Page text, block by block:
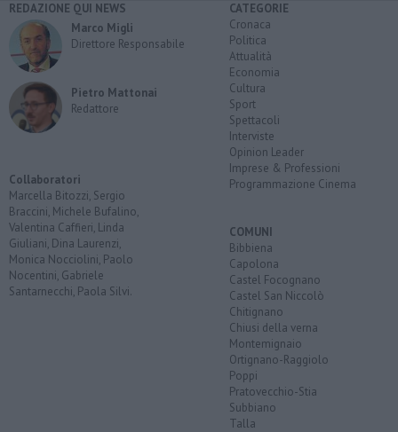
REDAZIONE QUI NEWS
Marco Migli
Direttore Responsabile
Pietro Mattonai
Redattore
Collaboratori
Marcella Bitozzi, Sergio
Braccini, Michele Bufalino,
Valentina Caffieri, Linda
Giuliani, Dina Laurenzi,
Monica Nocciolini, Paolo
Nocentini, Gabriele
Santarnecchi, Paola Silvi.
CATEGORIE
Cronaca
Politica
Attualità
Economia
Cultura
Sport
Spettacoli
Interviste
Opinion Leader
Imprese & Professioni
Programmazione Cinema
COMUNI
Bibbiena
Capolona
Castel Focognano
Castel San Niccolò
Chitignano
Chiusi della verna
Montemignaio
Ortignano-Raggiolo
Poppi
Pratovecchio-Stia
Subbiano
Talla